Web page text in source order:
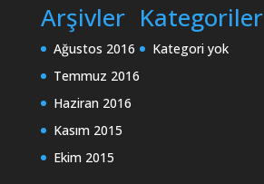
Arşivler
Ağustos 2016
Temmuz 2016
Haziran 2016
Kasım 2015
Ekim 2015
Kategoriler
Kategori yok